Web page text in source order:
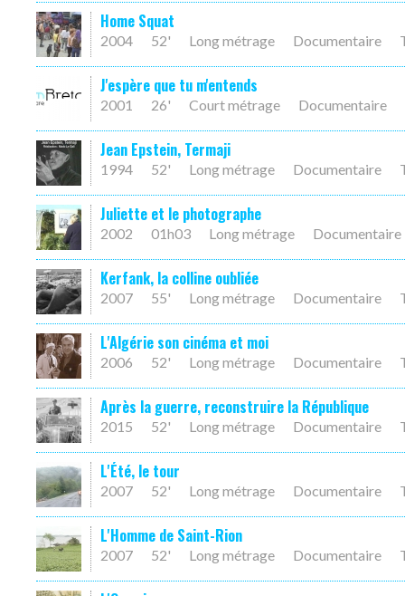
Home Squat
2004 52' Long métrage Documentaire
J'espère que tu m'entends
2001 26' Court métrage Documentaire
Jean Epstein, Termaji
1994 52' Long métrage Documentaire
Juliette et le photographe
2002 01h03 Long métrage Documentaire
Kerfank, la colline oubliée
2007 55' Long métrage Documentaire
L'Algérie son cinéma et moi
2006 52' Long métrage Documentaire
Après la guerre, reconstruire la République
2015 52' Long métrage Documentaire
L'Été, le tour
2007 52' Long métrage Documentaire
L'Homme de Saint-Rion
2007 52' Long métrage Documentaire